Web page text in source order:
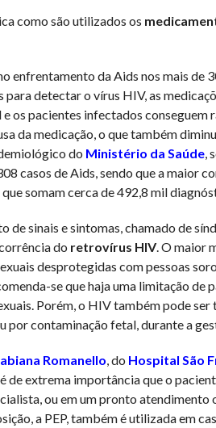
como são utilizados os
enfrentamento da Aids nos mais de
detectar o vírus HIV, as
os pacientes infectados
da medicação, o que também
do Ministério da Saúde,
casos de Aids, sendo que a maior
somam cerca de 492,8 mil
de sinais e sintomas, chamado de
do retrovírus HIV. O maior
desprotegidas com pessoas
se que haja uma limitação
Porém, o HIV também pode
por contaminação fetal, durante a
Romanello, do Hospital São
de extrema importância que o
ou em um pronto atendimento
a PEP, também é utilizada em